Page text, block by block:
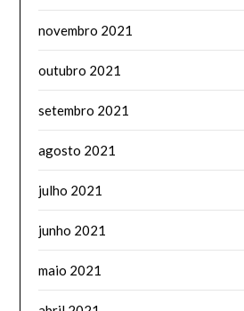
novembro 2021
outubro 2021
setembro 2021
agosto 2021
julho 2021
junho 2021
maio 2021